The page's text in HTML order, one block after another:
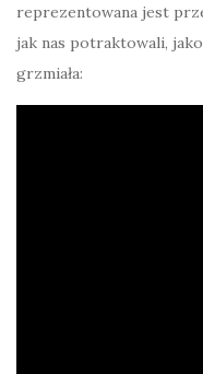
reprezentowana jest
jak nas potraktowali,
grzmiała: